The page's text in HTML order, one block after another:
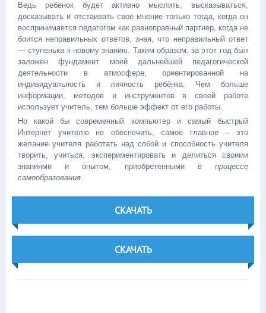
Ведь ребенок будет активно мыслить, высказываться,
досказывать и отстаивать свое мнение только тогда, когда он
воспринимается педагогом как равноправный партнер, когда не
боится неправильных ответов, зная, что неправильный ответ
— ступенька к новому знанию. Таким образом, за этот год был
заложен фундамент моей дальнейшей педагогической
деятельности в атмосфере, ориентированной на
индивидуальность и личность ребёнка. Чем больше
информации, методов и инструментов в своей работе
использует учитель, тем больше эффект от его работы.
Но какой бы современный компьютер и самый быстрый
Интернет учителю не обеспечить, самое главное – это
желание учителя работать над собой и способность учителя
творить, учиться, экспериментировать и делиться своими
знаниями и опытом, приобретенными в процессе
самообразования.
СКАЧАТЬ
СКАЧАТЬ